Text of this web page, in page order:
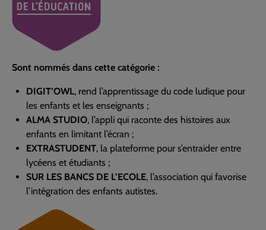
Sont nommés dans cette catégorie :
DIGIT’OWL, rend l’apprentissage du code ludique pour
les enfants et les enseignants ;
ALMA STUDIO, l’appli qui raconte des histoires aux
enfants en limitant l’écran ;
EXTRASTUDENT, la plateforme pour s’entraider entre
lycéens et étudiants ;
SUR LES BANCS DE L’ECOLE, l’association qui favorise
l’intégration des enfants autistes.